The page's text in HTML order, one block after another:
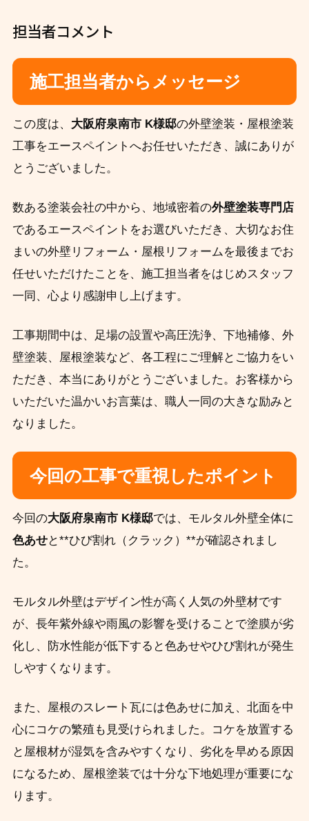
担当者コメント
施工担当者からメッセージ
この度は、 大阪府泉南市 K様邸の外壁塗装・屋根塗装
工事をエースペイントへお任せいただき、誠にありが
とうございました。
数ある塗装会社の中から、地域密着の外壁塗装専門店
であるエースペイントをお選びいただき、大切なお住
まいの外壁リフォーム・屋根リフォームを最後までお
任せいただけたことを、施工担当者をはじめスタッフ
一同、心より感謝申し上げます。
工事期間中は、足場の設置や高圧洗浄、下地補修、外
壁塗装、屋根塗装など、各工程にご理解とご協力をい
ただき、本当にありがとうございました。お客様から
いただいた温かいお言葉は、職人一同の大きな励みと
なりました。
今回の工事で重視したポイント
今回の大阪府泉南市 K様邸では、モルタル外壁全体に
色あせと**ひび割れ（クラック）**が確認されまし
た。
モルタル外壁はデザイン性が高く人気の外壁材です
が、長年紫外線や雨風の影響を受けることで塗膜が劣
化し、防水性能が低下すると色あせやひび割れが発生
しやすくなります。
また、屋根のスレート瓦には色あせに加え、北面を中
心にコケの繁殖も見受けられました。コケを放置する
と屋根材が湿気を含みやすくなり、劣化を早める原因
になるため、屋根塗装では十分な下地処理が重要にな
ります。